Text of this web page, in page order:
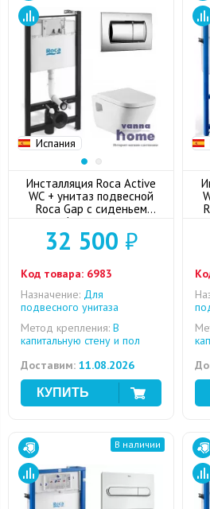
Испания
Инсталляция Roca Active
WC + унитаз подвесной
Roca Gap с сиденьем
микролифт + кнопка смыва
32 500 ₽
Код товара: 6983
Назначение: Для
подвесного унитаза
Метод крепления: В
капитальную стену и пол
Доставим: 11.08.2026
В наличии